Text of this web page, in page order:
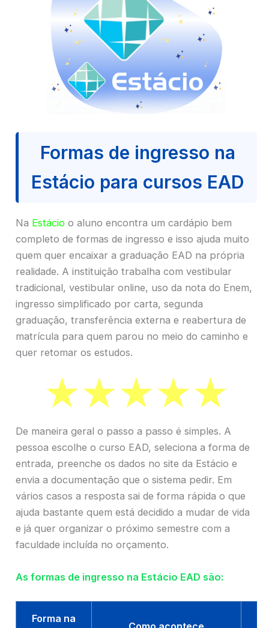
Formas de ingresso na
Estácio para cursos EAD
Na Estácio o aluno encontra um cardápio bem
completo de formas de ingresso e isso ajuda muito
quem quer encaixar a graduação EAD na própria
realidade. A instituição trabalha com vestibular
tradicional, vestibular online, uso da nota do Enem,
ingresso simplificado por carta, segunda
graduação, transferência externa e reabertura de
matrícula para quem parou no meio do caminho e
quer retomar os estudos.
De maneira geral o passo a passo é simples. A
pessoa escolhe o curso EAD, seleciona a forma de
entrada, preenche os dados no site da Estácio e
envia a documentação que o sistema pedir. Em
vários casos a resposta sai de forma rápida o que
ajuda bastante quem está decidido a mudar de vida
e já quer organizar o próximo semestre com a
faculdade incluída no orçamento.
As formas de ingresso na Estácio EAD são:
Forma na